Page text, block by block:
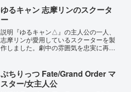
ゆるキャン 志摩リンのスクータ
ー
説明『ゆるキャン△』の主人公の一人、
志摩リンが愛用しているスクーターを製
作しました。劇中の雰囲気を忠実に再現
は志摩リンのペーパーフィギュアまで付
属している豪華な内容とな...
ぷちりっつ Fate/Grand Order マ
スター/女主人公